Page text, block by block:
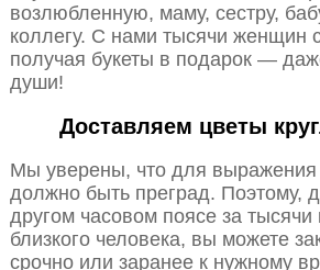
возлюбленную, маму, сестру,
коллегу. С нами тысячи женщин
получая букеты в подарок —
души!
Доставляем цветы
Мы уверены, что для выражения
должно быть преград. Поэтому,
другом часовом поясе за тысячи
близкого человека, вы можете
срочно или заранее к нужному